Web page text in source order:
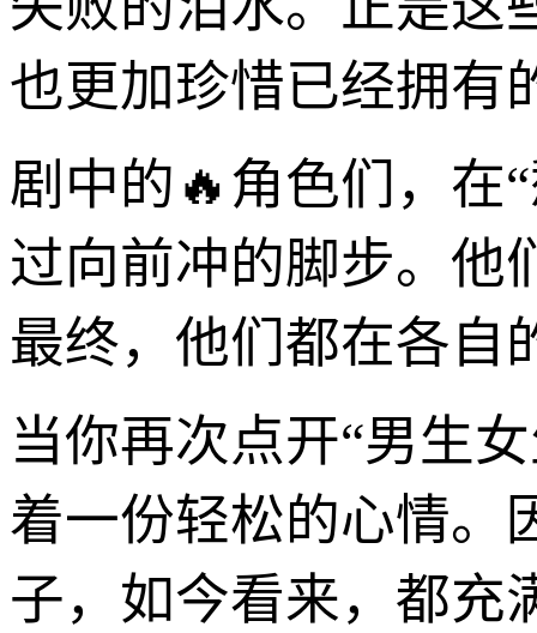
也更加珍惜已经拥有
剧中的🔥角色们，在
过向前冲的脚步。他
最终，他们都在各自
当你再次点开“男生
着一份轻松的心情。
子，如今看来，都充